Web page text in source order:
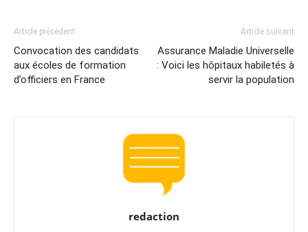
Article précédent
Convocation des candidats
aux écoles de formation
d’officiers en France
Article suivant
Assurance Maladie Universelle
: Voici les hôpitaux habiletés à
servir la population
redaction